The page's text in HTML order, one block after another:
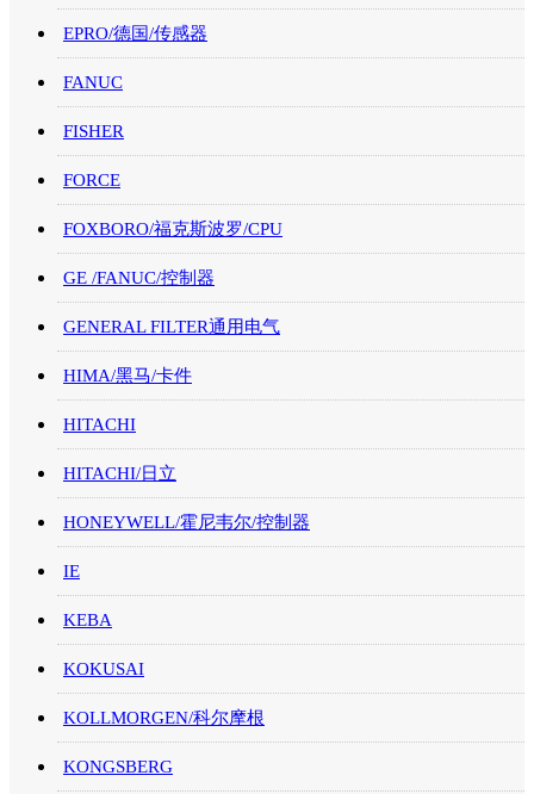
EPRO/德国/传感器
FANUC
FISHER
FORCE
FOXBORO/福克斯波罗/CPU
GE /FANUC/控制器
GENERAL FILTER通用电气
HIMA/黑马/卡件
HITACHI
HITACHI/日立
HONEYWELL/霍尼韦尔/控制器
IE
KEBA
KOKUSAI
KOLLMORGEN/科尔摩根
KONGSBERG